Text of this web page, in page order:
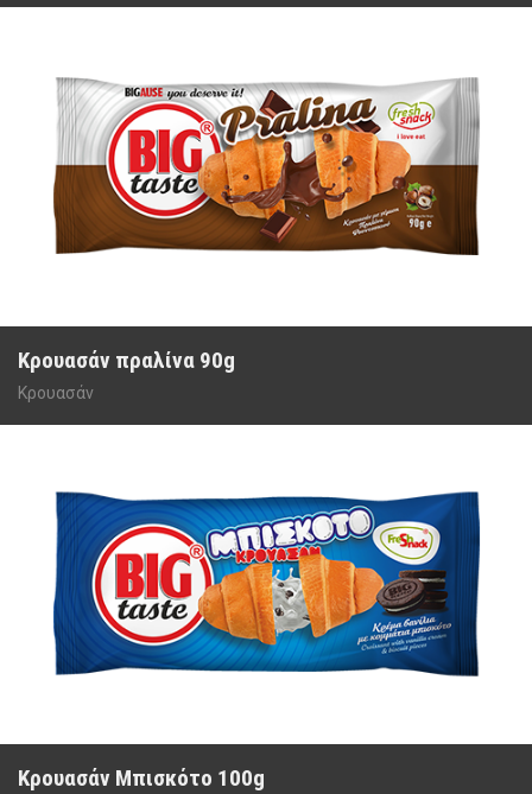
Κρουασάν πραλίνα 90g
Κρουασάν
Κρουασάν Μπισκότο 100g